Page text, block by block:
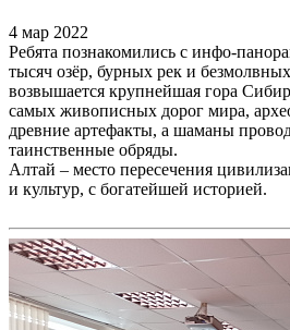
4 мар 2022
Ребята познакомились с инфо-
тысяч озёр, бурных рек и
возвышается крупнейшая гора
самых живописных дорог мира,
древние артефакты, а шаманы
таинственные обряды.
Алтай – место пересечения
и культур, с богатейшей историей.